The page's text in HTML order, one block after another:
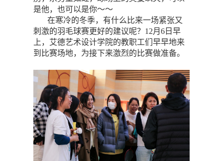
是他，也可以是你～～
在寒冷的冬季，有什么比来一场紧张又
刺激的羽毛球赛更好的建议呢？12月6日早
上，艾德艺术设计学院的教职工们早早地来
到比赛场地，为接下来激烈的比赛做准备。